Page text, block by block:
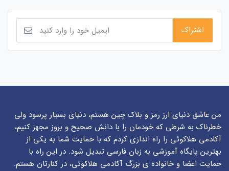
من عاشق دنیای ارز رمز و بلاک چین هستم، دنیای بسیار پرسود ولی
خطرناک به شرطی که خودمان را با دانش صحیح و بروز مجهز کنیم،
آکادمی هلاکوئی را راه اندازی کردم که با حمایت شما به یکی از
بهترین پایگاه آموزشی به زبان فارسی تبدیل شود. در این راه با
حمایت اعضا و خانواده ی بزرگ آکادمی هلاکوئی، در کنارتان هستم.